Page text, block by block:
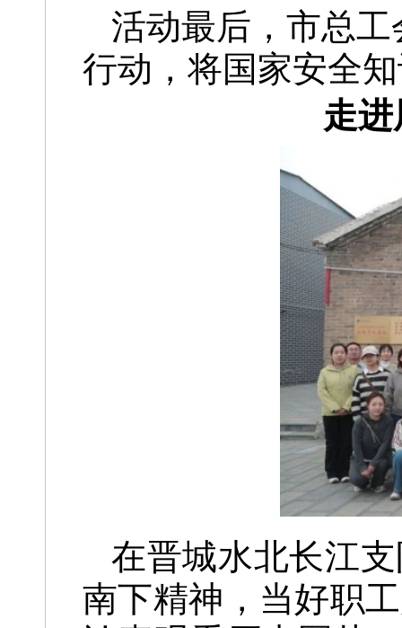
活动最后，市总
行动，将国家安全
走
在晋城水北长江
南下精神，当好职